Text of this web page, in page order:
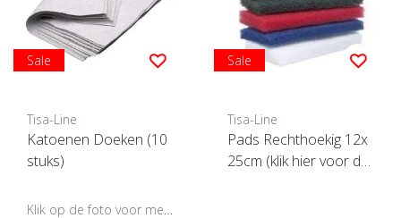
Sale
Tisa-Line
Katoenen Doeken (10
stuks)
Sale
Tisa-Line
Pads Rechthoekig 12x
25cm (klik hier voor de